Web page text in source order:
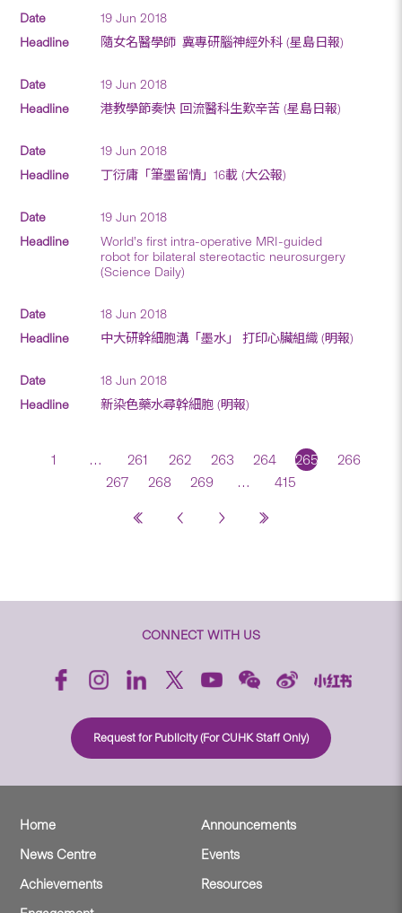
19 Jun 2018
隨女名醫學師 冀專研腦神經外科 (星島日報)
19 Jun 2018
港教學節奏快 回流醫科生歎辛苦 (星島日報)
19 Jun 2018
丁衍庸「筆墨留情」16載 (大公報)
19 Jun 2018
World’s first intra-operative MRI-guided
robot for bilateral stereotactic neurosurgery
(Science Daily)
18 Jun 2018
中大研幹細胞溝「墨水」 打印心臟組織 (明報)
18 Jun 2018
新染色藥水尋幹細胞 (明報)
1 … 261 262 263 264 265
266
267
268 269 … 415
CONNECT WITH US
Request for Publicity (For CUHK Staff Only)
Home
Announcements
News Centre
Events
Achievements
Resources